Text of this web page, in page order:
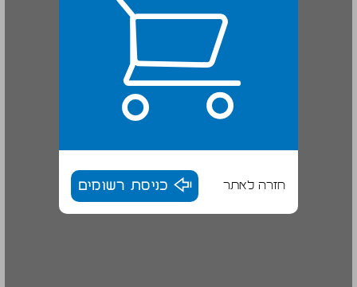
חזרה לאתר כניסת רשומים